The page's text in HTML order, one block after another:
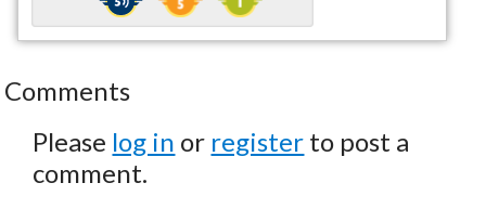
Comments
Please log in or register to post a
comment.